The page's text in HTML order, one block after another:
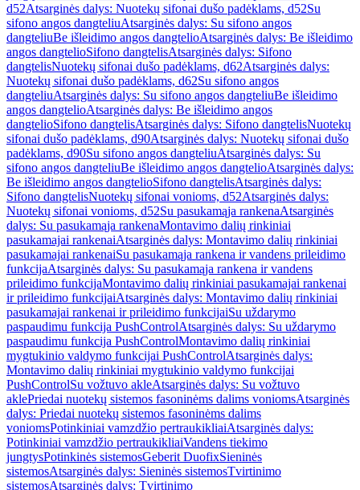
d52Atsarginės dalys: Nuotekų sifonai dušo padėklams, d52Su
sifono angos dangteliuAtsarginės dalys: Su sifono angos
dangteliuBe išleidimo angos dangtelioAtsarginės dalys: Be išleidimo
angos dangtelioSifono dangtelisAtsarginės dalys: Sifono
dangtelisNuotekų sifonai dušo padėklams, d62Atsarginės dalys:
Nuotekų sifonai dušo padėklams, d62Su sifono angos
dangteliuAtsarginės dalys: Su sifono angos dangteliuBe išleidimo
angos dangtelioAtsarginės dalys: Be išleidimo angos
dangtelioSifono dangtelisAtsarginės dalys: Sifono dangtelisNuotekų
sifonai dušo padėklams, d90Atsarginės dalys: Nuotekų sifonai dušo
padėklams, d90Su sifono angos dangteliuAtsarginės dalys: Su
sifono angos dangteliuBe išleidimo angos dangtelioAtsarginės dalys:
Be išleidimo angos dangtelioSifono dangtelisAtsarginės dalys:
Sifono dangtelisNuotekų sifonai vonioms, d52Atsarginės dalys:
Nuotekų sifonai vonioms, d52Su pasukamąja rankenaAtsarginės
dalys: Su pasukamąja rankenaMontavimo dalių rinkiniai
pasukamajai rankenaiAtsarginės dalys: Montavimo dalių rinkiniai
pasukamajai rankenaiSu pasukamąja rankena ir vandens prileidimo
funkcijaAtsarginės dalys: Su pasukamąja rankena ir vandens
prileidimo funkcijaMontavimo dalių rinkiniai pasukamajai rankenai
ir prileidimo funkcijaiAtsarginės dalys: Montavimo dalių rinkiniai
pasukamajai rankenai ir prileidimo funkcijaiSu uždarymo
paspaudimu funkcija PushControlAtsarginės dalys: Su uždarymo
paspaudimu funkcija PushControlMontavimo dalių rinkiniai
mygtukinio valdymo funkcijai PushControlAtsarginės dalys:
Montavimo dalių rinkiniai mygtukinio valdymo funkcijai
PushControlSu vožtuvo akleAtsarginės dalys: Su vožtuvo
aklePriedai nuotekų sistemos fasoninėms dalims voniomsAtsarginės
dalys: Priedai nuotekų sistemos fasoninėms dalims
voniomsPotinkiniai vamzdžio pertraukikliaiAtsarginės dalys:
Potinkiniai vamzdžio pertraukikliaiVandens tiekimo
jungtysPotinkinės sistemosGeberit DuofixSieninės
sistemosAtsarginės dalys: Sieninės sistemosTvirtinimo
sistemosAtsarginės dalys: Tvirtinimo